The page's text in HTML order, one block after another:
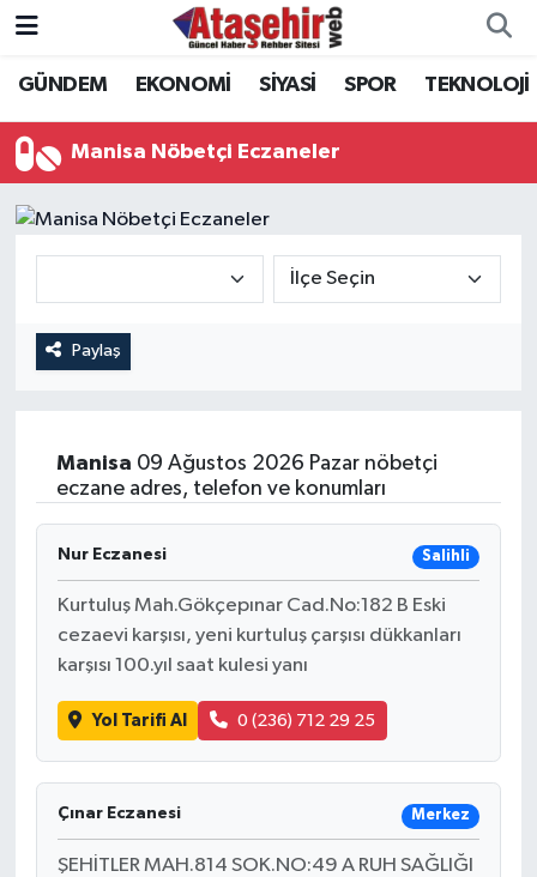
GÜNDEM EKONOMİ SİYASİ SPOR TEKNOLOJİ
Manisa Nöbetçi Eczaneler
Paylaş
Manisa 09 Ağustos 2026 Pazar nöbetçi
eczane adres, telefon ve konumları
Nur Eczanesi Salihli
Kurtuluş Mah.Gökçepınar Cad.No:182 B Eski
cezaevi karşısı, yeni kurtuluş çarşısı dükkanları
karşısı 100.yıl saat kulesi yanı
Yol Tarifi Al 0 (236) 712 29 25
Çınar Eczanesi Merkez
ŞEHİTLER MAH.814 SOK.NO:49 A RUH SAĞLIĞI
Hava Durumu
Trafik Durumu
Süper Lig Puan Durumu ve Fikstür
Son Dakika Haberleri